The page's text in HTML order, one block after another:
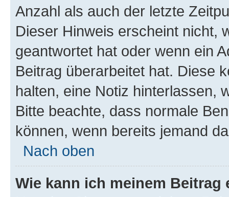
Anzahl als auch der letzte
Dieser Hinweis erscheint nicht,
geantwortet hat oder wenn ein
Beitrag überarbeitet hat. Diese
halten, eine Notiz hinterlassen,
Bitte beachte, dass normale
können, wenn bereits jemand
Nach oben
Wie kann ich meinem